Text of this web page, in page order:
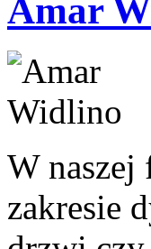
Amar
W naszej
zakresie